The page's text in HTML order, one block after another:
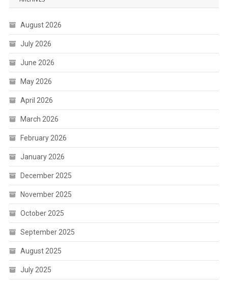
August 2026
July 2026
June 2026
May 2026
April 2026
March 2026
February 2026
January 2026
December 2025
November 2025
October 2025
September 2025
August 2025
July 2025